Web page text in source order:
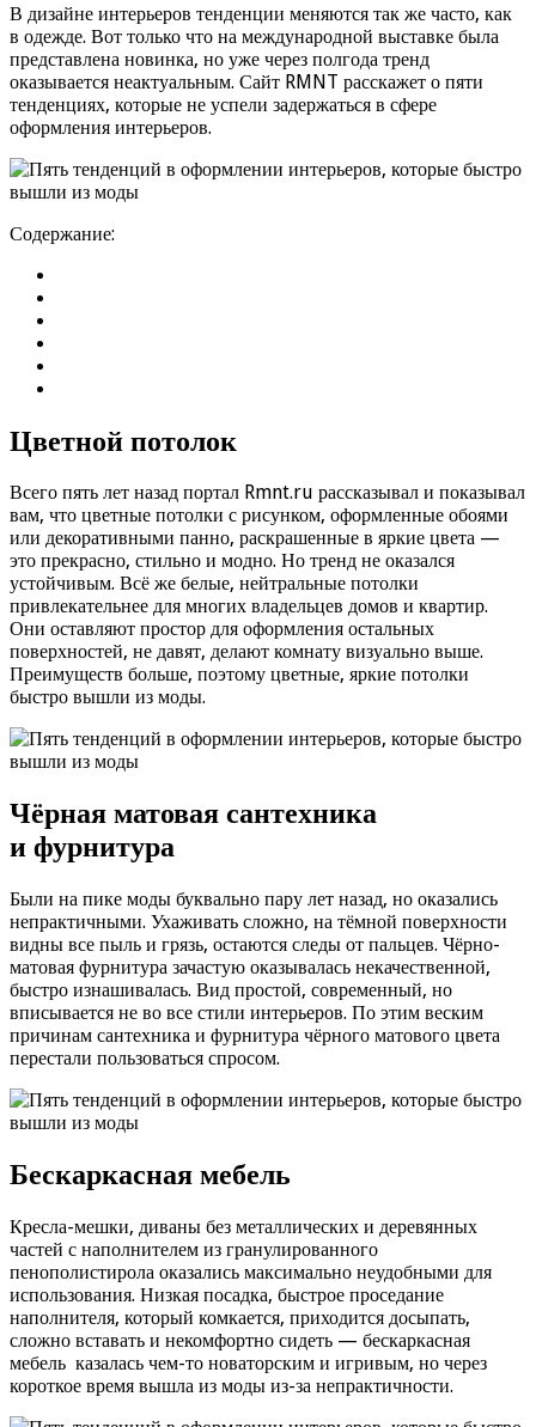
В дизайне интерьеров тенденции меняются так же часто, как
в одежде. Вот только что на международной выставке была
представлена новинка, но уже через полгода тренд
оказывается неактуальным. Сайт RMNT расскажет о пяти
тенденциях, которые не успели задержаться в сфере
оформления интерьеров.
Содержание:
Цветной потолок
Всего пять лет назад портал Rmnt.ru рассказывал и показывал
вам, что цветные потолки с рисунком, оформленные обоями
или декоративными панно, раскрашенные в яркие цвета —
это прекрасно, стильно и модно. Но тренд не оказался
устойчивым. Всё же белые, нейтральные потолки
привлекательнее для многих владельцев домов и квартир.
Они оставляют простор для оформления остальных
поверхностей, не давят, делают комнату визуально выше.
Преимуществ больше, поэтому цветные, яркие потолки
быстро вышли из моды.
Чёрная матовая сантехника
и фурнитура
Были на пике моды буквально пару лет назад, но оказались
непрактичными. Ухаживать сложно, на тёмной поверхности
видны все пыль и грязь, остаются следы от пальцев. Чёрно-
матовая фурнитура зачастую оказывалась некачественной,
быстро изнашивалась. Вид простой, современный, но
вписывается не во все стили интерьеров. По этим веским
причинам сантехника и фурнитура чёрного матового цвета
перестали пользоваться спросом.
Бескаркасная мебель
Кресла-мешки, диваны без металлических и деревянных
частей с наполнителем из гранулированного
пенополистирола оказались максимально неудобными для
использования. Низкая посадка, быстрое проседание
наполнителя, который комкается, приходится досыпать,
сложно вставать и некомфортно сидеть — бескаркасная
мебель казалась чем-то новаторским и игривым, но через
короткое время вышла из моды из-за непрактичности.